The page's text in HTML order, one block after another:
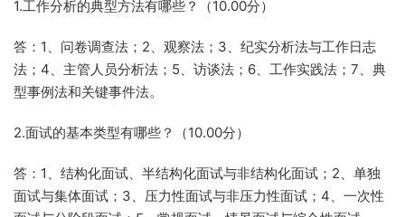
1.工作分析的典型方法有哪些？（10.00分）
答：1、问卷调查法；2、观察法；3、纪实分析法与工作日志
法；4、主管人员分析法；5、访谈法；6、工作实践法；7、典
型事例法和关键事件法。
2.面试的基本类型有哪些？（10.00分）
答：1、结构化面试、半结构化面试与非结构化面试；2、单独
面试与集体面试；3、压力性面试与非压力性面试；4、一次性